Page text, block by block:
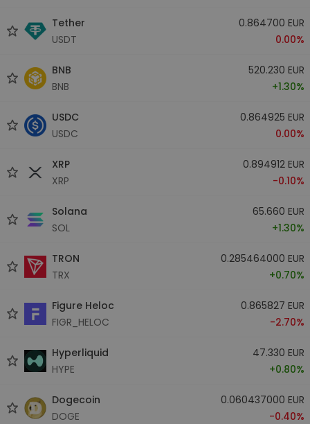
Tether
USDT
0.864700 EUR
0.00%
BNB
BNB
520.230 EUR
+1.30%
USDC
USDC
0.864925 EUR
0.00%
XRP
XRP
0.894912 EUR
-0.10%
Solana
SOL
65.660 EUR
+1.30%
TRON
TRX
0.285464000 EUR
+0.70%
Figure Heloc
FIGR_HELOC
0.865827 EUR
-2.70%
Hyperliquid
HYPE
47.330 EUR
+0.80%
Dogecoin
DOGE
0.060437000 EUR
-0.40%